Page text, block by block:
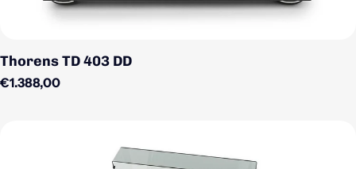
Thorens TD 403 DD
Regulärer Preis
€1.388,00